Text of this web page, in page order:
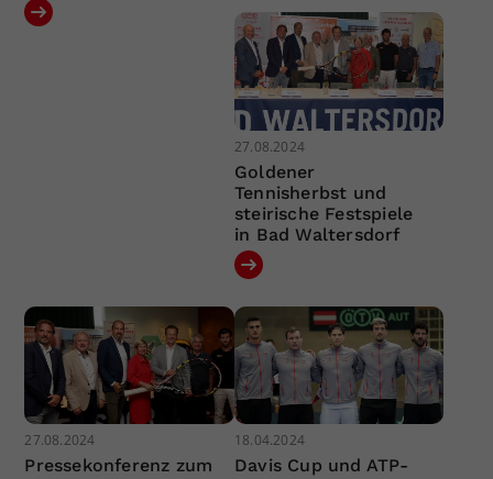
27.08.2024
Goldener
Tennisherbst und
steirische Festspiele
in Bad Waltersdorf
27.08.2024
Pressekonferenz zum
18.04.2024
Davis Cup und ATP-